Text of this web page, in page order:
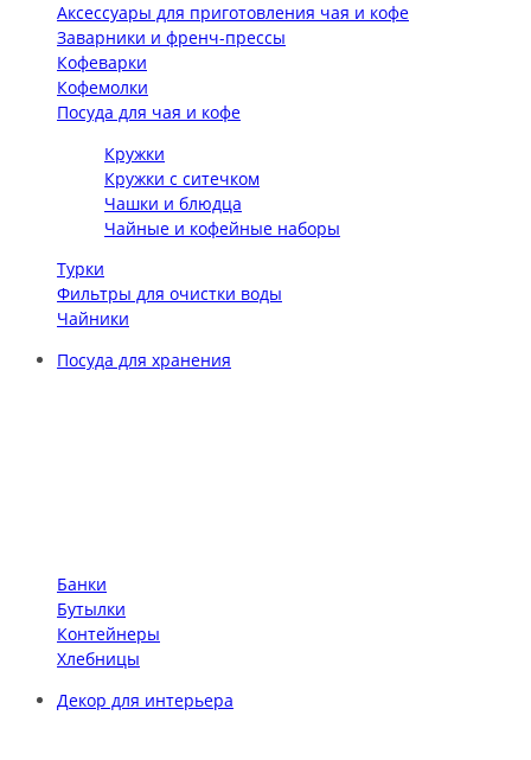
Аксессуары для приготовления чая и кофе
Заварники и френч-прессы
Кофеварки
Кофемолки
Посуда для чая и кофе
Кружки
Кружки с ситечком
Чашки и блюдца
Чайные и кофейные наборы
Турки
Фильтры для очистки воды
Чайники
Посуда для хранения
Банки
Бутылки
Контейнеры
Хлебницы
Декор для интерьера